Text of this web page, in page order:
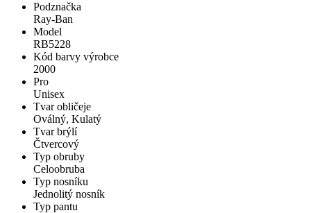
Podznačka
Ray-Ban
Model
RB5228
Kód barvy výrobce
2000
Pro
Unisex
Tvar obličeje
Oválný, Kulatý
Tvar brýlí
Čtvercový
Typ obruby
Celoobruba
Typ nosníku
Jednolitý nosník
Typ pantu